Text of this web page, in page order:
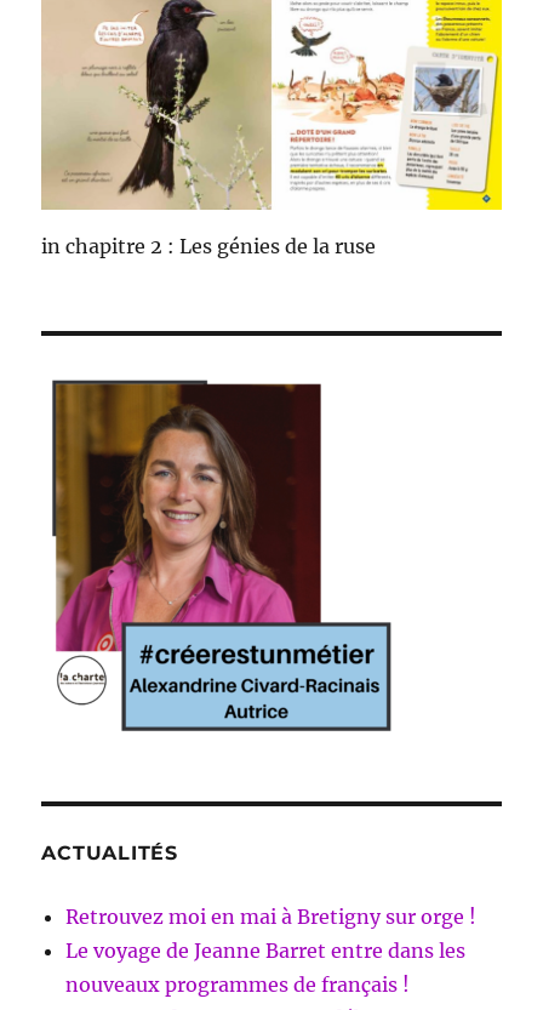
in chapitre 2 : Les génies de la ruse
ACTUALITÉS
Retrouvez moi en mai à Bretigny sur orge !
Le voyage de Jeanne Barret entre dans les
nouveaux programmes de français !